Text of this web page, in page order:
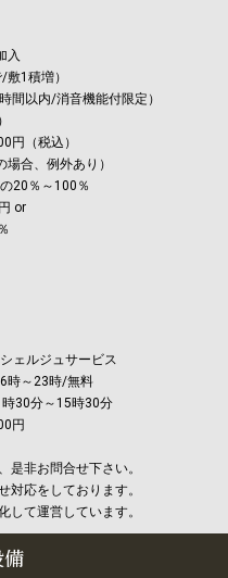
入
1積増）
内/消音機能付限定）
（税込）
合、例外あり）
20％～100％
or
ルジュサービス
～23時/無料
30分～15時30分
円
非お問合せ下さい。
応をしております。
て運営しています。